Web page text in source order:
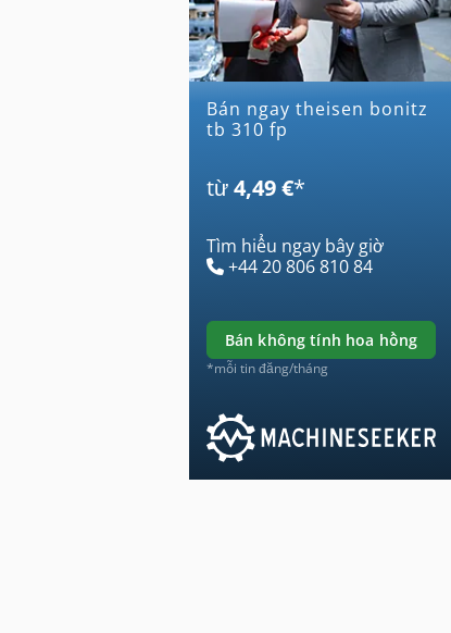
Bán ngay theisen bonitz
tb 310 fp
từ4,49 €*
Tìm hiểu ngay bây giờ
+44 20 806 810 84
bán không tính hoa hồng
*mỗi tin đăng/tháng
Mueller Martini Máy Đóng Ghim